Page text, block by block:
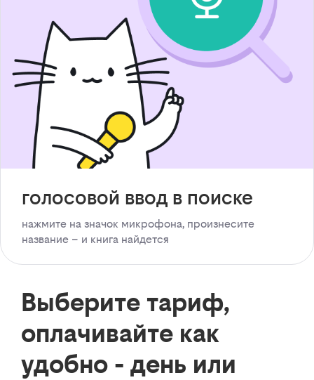
голосовой ввод в поиске
нажмите на значок микрофона, произнесите
название – и книга найдется
Выберите тариф,
оплачивайте как
удобно - день или